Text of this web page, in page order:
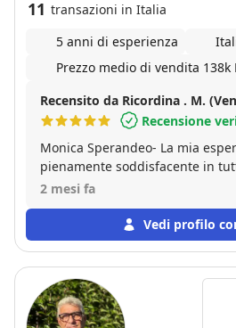
11 transazioni in Italia
5 anni di esperienza
Prezzo medio di vendita 138k
Recensito da Ricordina . M.
Recensione
Monica Sperandeo- La mia
pienamente soddisfacente in
comunicazione alla disponibilità
e serietà dimostrata dalla Sig.
,dimostrando preparazione ed
compratore/venditore
affidabilità .Se in futuro dovessi
necessità ,saprei di sicuro a chi
2 mesi fa
Vedi profilo